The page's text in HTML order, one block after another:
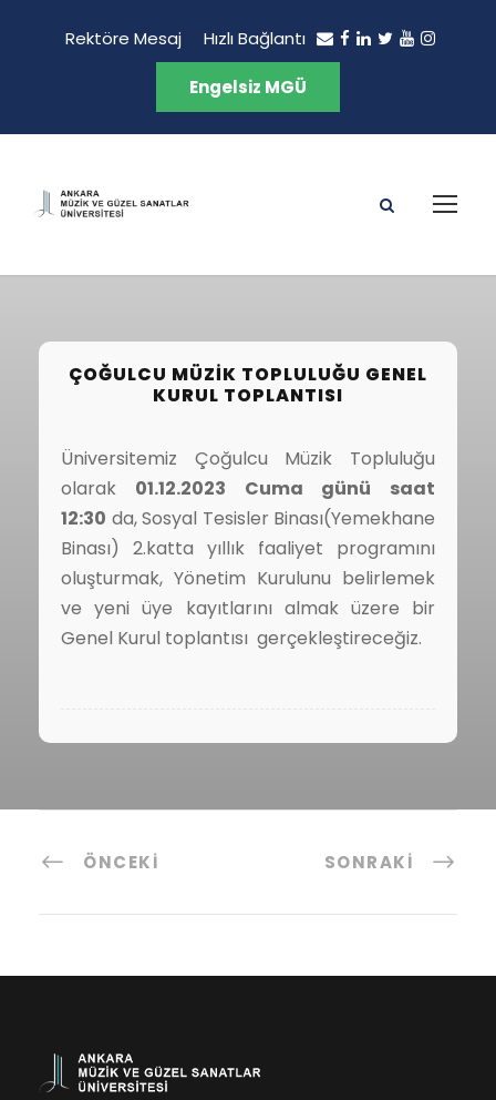
Rektöre Mesaj Hızlı Bağlantı
Engelsiz MGÜ
ÇOĞULCU MÜZIK TOPLULUĞU GENEL
KURUL TOPLANTISI
Üniversitemiz Çoğulcu Müzik Topluluğu
olarak 01.12.2023 Cuma günü saat
12:30 da, Sosyal Tesisler Binası(Yemekhane
Binası) 2.katta yıllık faaliyet programını
oluşturmak, Yönetim Kurulunu belirlemek
ve yeni üye kayıtlarını almak üzere bir
Genel Kurul toplantısı gerçekleştireceğiz.
ÖNCEKI SONRAKI